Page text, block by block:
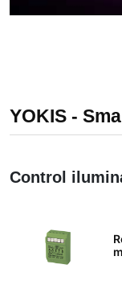
YOKIS -
Control